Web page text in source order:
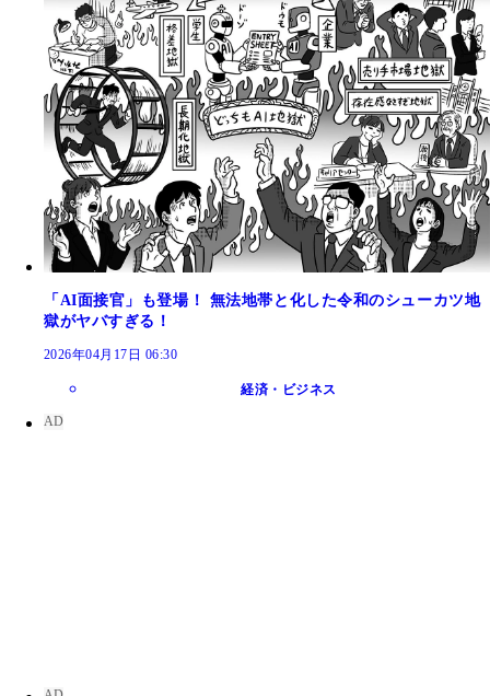
「AI面接官」も登場！ 無法地帯と化した令和のシューカツ地
獄がヤバすぎる！
2026年04月17日 06:30
経済・ビジネス